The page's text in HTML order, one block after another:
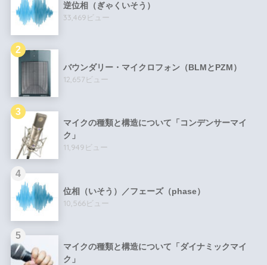
逆位相（ぎゃくいそう）
33,469ビュー
バウンダリー・マイクロフォン（BLMとPZM）
12,657ビュー
マイクの種類と構造について「コンデンサーマイ
ク」
11,949ビュー
位相（いそう）／フェーズ（phase）
10,566ビュー
マイクの種類と構造について「ダイナミックマイ
ク」